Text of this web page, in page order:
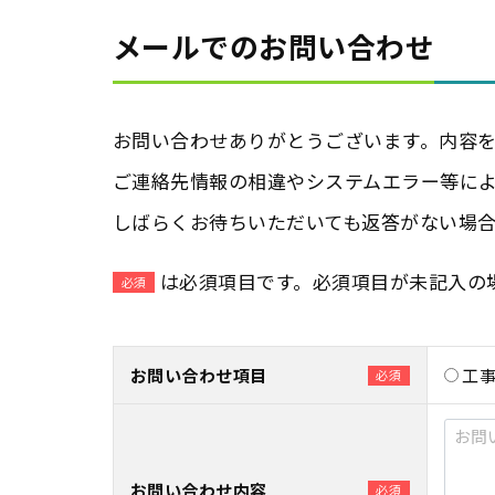
メールでのお問い合わせ
お問い合わせありがとうございます。内容
ご連絡先情報の相違やシステムエラー等に
しばらくお待ちいただいても返答がない場
必須 は必須項目です。必須項目が未記入
お問い合わせ項目 必須 工
必須